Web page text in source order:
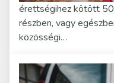
érettségihez kötött
részben, vagy
közösségi…